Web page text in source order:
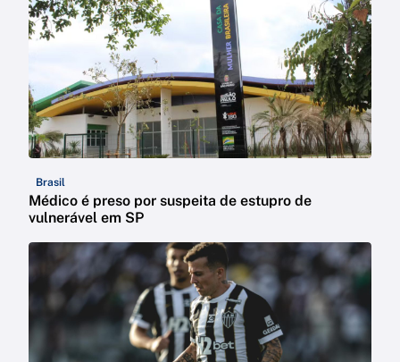
Brasil
Médico é preso por suspeita de estupro de
vulnerável em SP